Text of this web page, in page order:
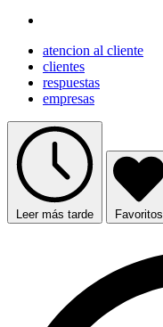
atencion al cliente
clientes
respuestas
empresas
Leer más tarde Favoritos